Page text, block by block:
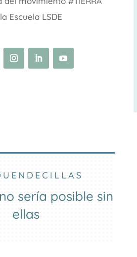
Escuela LSDE
sería posible sin
ellas